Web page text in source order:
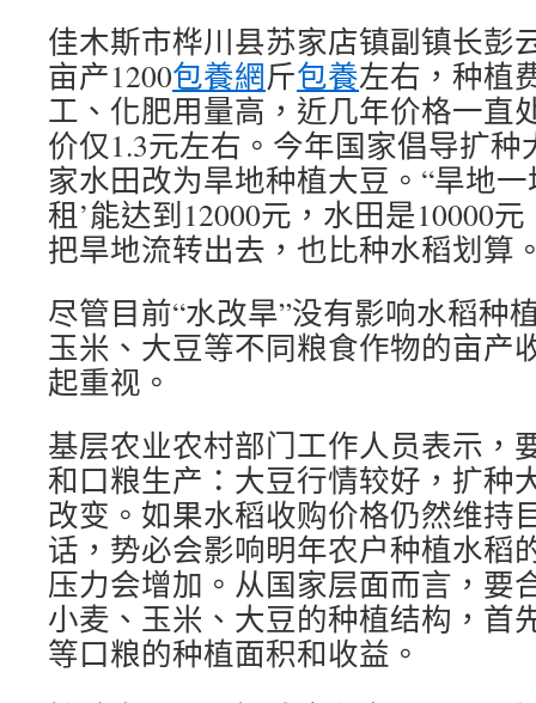
佳木斯市桦川县苏家店镇副镇长彭
亩产1200包養網斤包養左右，种植
工、化肥用量高，近几年价格一直
价仅1.3元左右。今年国家倡导扩
家水田改为旱地种植大豆。“旱地一
租’能达到12000元，水田是10000
把旱地流转出去，也比种水稻划算
尽管目前“水改旱”没有影响水稻种
玉米、大豆等不同粮食作物的亩产
起重视。
基层农业农村部门工作人员表示，
和口粮生产：大豆行情较好，扩种
改变。如果水稻收购价格仍然维持
话，势必会影响明年农户种植水稻
压力会增加。从国家层面而言，要
小麦、玉米、大豆的种植结构，首
等口粮的种植面积和收益。